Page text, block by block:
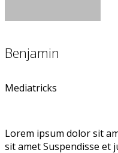
Benjamin
Mediatricks
Lorem ipsum dolor sit
sit amet Suspendisse et